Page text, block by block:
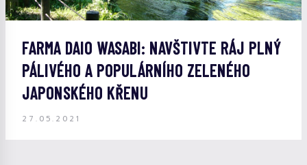
FARMA DAIO WASABI: NAVŠTIVTE RÁJ PLNÝ
PÁLIVÉHO A POPULÁRNÍHO ZELENÉHO
JAPONSKÉHO KŘENU
27.05.2021